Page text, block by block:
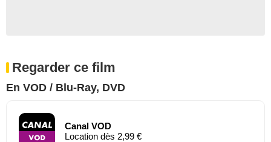
Regarder ce film
En VOD / Blu-Ray, DVD
Canal VOD
Location dès 2,99 €